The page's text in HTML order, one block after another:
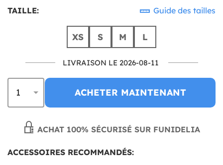
TAILLE: Guide des tailles
XS S M L
LIVRAISON LE 2026-08-11
ACHETER MAINTENANT
ACHAT 100% SÉCURISÉ SUR FUNIDELIA
ACCESSOIRES RECOMMANDÉS: